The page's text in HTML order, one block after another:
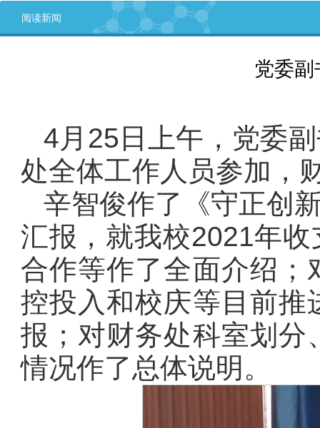
阅读新闻
党委
4月25日上午，党委
处全体工作人员参加，
辛智俊作了《守正创
汇报，就我校2021年
合作等作了全面介绍；
控投入和校庆等目前推
报；对财务处科室划分
情况作了总体说明。